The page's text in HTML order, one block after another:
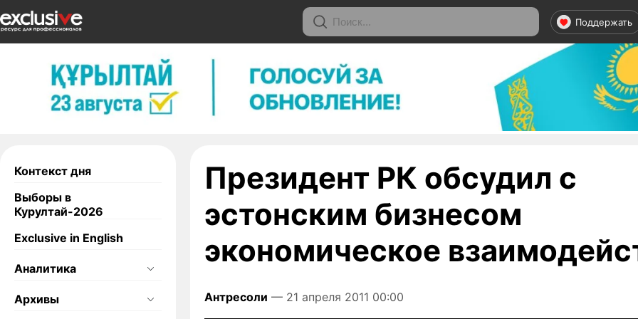
Поддержать
Контекст дня
Выборы в
Курултай-2026
Exclusive in English
Аналитика
Архивы
Президент РК обсудил с
эстонским бизнесом
экономическое
Антресоли — 21 апреля 2011 00:00